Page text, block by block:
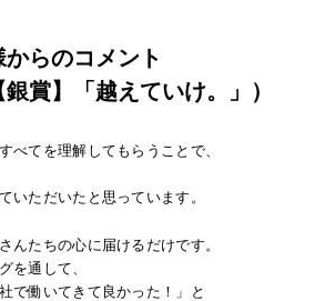
らのコメント
賞】「越えていけ。」）
べてを理解してもらうことで、
いただいたと思っています。
んたちの心に届けるだけです。
を通して、
で働いてきて良かった！」と